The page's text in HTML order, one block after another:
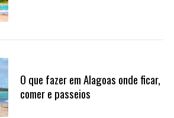
O que fazer em Alagoas onde ficar,
comer e passeios